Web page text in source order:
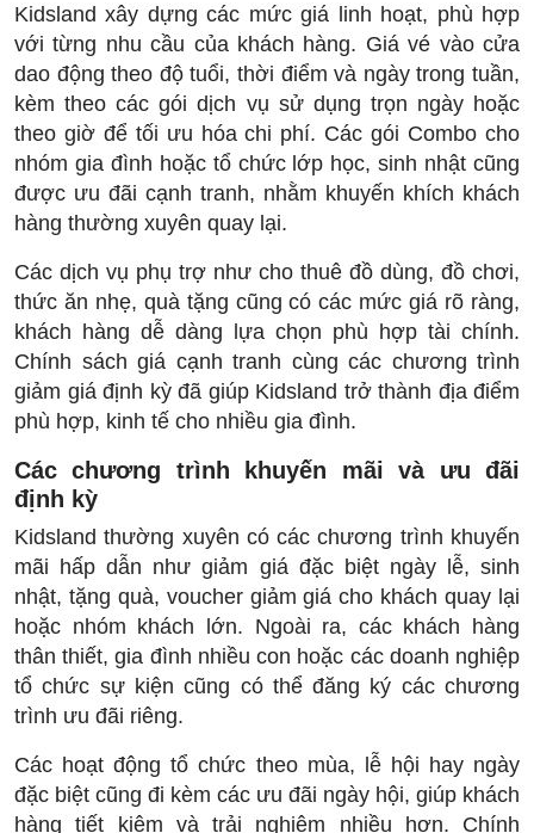
Kidsland xây dựng các mức giá linh hoạt, phù hợp
với từng nhu cầu của khách hàng. Giá vé vào cửa
dao động theo độ tuổi, thời điểm và ngày trong tuần,
kèm theo các gói dịch vụ sử dụng trọn ngày hoặc
theo giờ để tối ưu hóa chi phí. Các gói Combo cho
nhóm gia đình hoặc tổ chức lớp học, sinh nhật cũng
được ưu đãi cạnh tranh, nhằm khuyến khích khách
hàng thường xuyên quay lại.
Các dịch vụ phụ trợ như cho thuê đồ dùng, đồ chơi,
thức ăn nhẹ, quà tặng cũng có các mức giá rõ ràng,
khách hàng dễ dàng lựa chọn phù hợp tài chính.
Chính sách giá cạnh tranh cùng các chương trình
giảm giá định kỳ đã giúp Kidsland trở thành địa điểm
phù hợp, kinh tế cho nhiều gia đình.
Các chương trình khuyến mãi và ưu đãi
định kỳ
Kidsland thường xuyên có các chương trình khuyến
mãi hấp dẫn như giảm giá đặc biệt ngày lễ, sinh
nhật, tặng quà, voucher giảm giá cho khách quay lại
hoặc nhóm khách lớn. Ngoài ra, các khách hàng
thân thiết, gia đình nhiều con hoặc các doanh nghiệp
tổ chức sự kiện cũng có thể đăng ký các chương
trình ưu đãi riêng.
Các hoạt động tổ chức theo mùa, lễ hội hay ngày
đặc biệt cũng đi kèm các ưu đãi ngày hội, giúp khách
hàng tiết kiệm và trải nghiệm nhiều hơn. Chính